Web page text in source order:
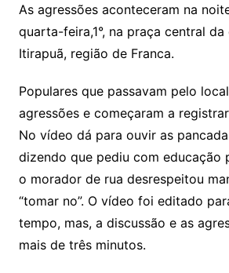
As agressões aconteceram na
quarta-feira,1°, na praça central
Itirapuã, região de Franca.
Populares que passavam pelo
agressões e começaram a
No vídeo dá para ouvir as
dizendo que pediu com educação
o morador de rua desrespeitou
“tomar no”. O vídeo foi editado
tempo, mas, a discussão e as
mais de três minutos.